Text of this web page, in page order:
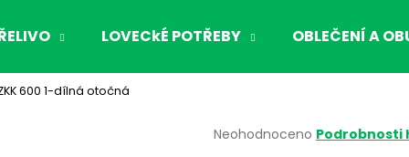
LOVECkÉ POTŘEBY OBLEČENÍ A
600 1-dílná otočná
Průměrné
Neohodnoceno Podrobnosti
Co potřebujete najít?